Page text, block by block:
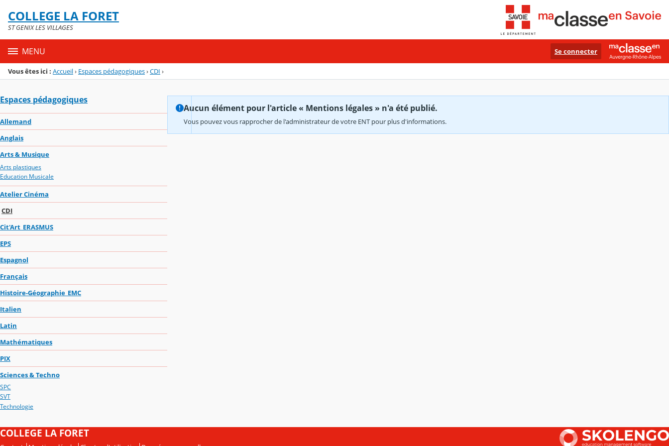
Menu de la rubrique
Contenu
COLLEGE LA FORET
ST GENIX LES VILLAGES
MENU Se connecter
Vous êtes ici : Accueil› Espaces pédagogiques›CDI ›
Espaces pédagogiques
Allemand
Anglais
Arts & Musique
Arts plastiques
Education Musicale
Atelier Cinéma
CDI
Cit'Art_ERASMUS
EPS
Espagnol
Français
Histoire-Géographie_EMC
Italien
Latin
Mathématiques
PIX
Sciences & Techno
SPC
SVT
Technologie
Aucun élément pour l'article « Mentions légales » n'a été publié.
Vous pouvez vous rapprocher de l'administrateur de votre ENT pour plus d'informations.
COLLEGE LA FORET